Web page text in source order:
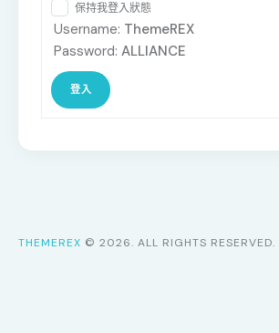
保持我登入狀態
Username: ThemeREX
Password: ALLIANCE
登入
THEMEREX © 2026. ALL RIGHTS RESERVED.